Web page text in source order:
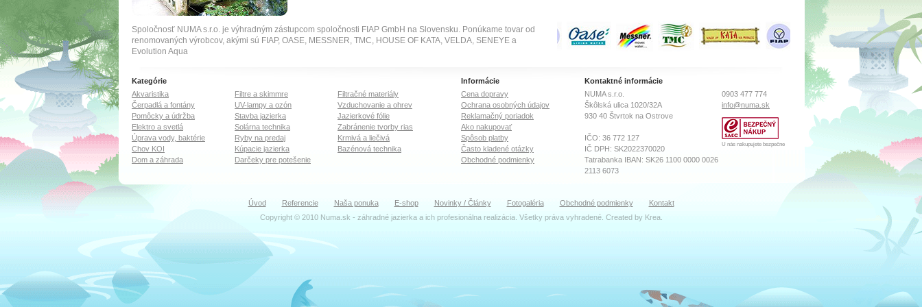
nitenky, patentky, artemie,
rupice, grindal a živé rybky.
Dorastá do 60cm a dožíva
5-6, tvrdosť vody: 5-
15°dGH. Mladé dosiahnu
tmavo čiernu farbu disku a
biele škvrny v neskoršom
veku. Narodený: 08/2014
29 °C. Je národnou rybou
Venezuely. Pri jeho kúpe si
treba dať pozor, pretože sa
dorastá výšky maximálne
25cm, pochádza z Peru a s
pravým altumom nemá nič
spoločné.
baktérií v akváriu, znižujúc
pravdepodobnosť výskytu
pre ryby nebezpečných
dokonalú kondíciu a
zdravie. Doporučujeme
používať TORFIN v
akváriách s diskusmi,
altumami, skalármi, rajami,
arowanami, tetrami,
cichlidami z južnej Ameriky,
pancierníkmi a pod. Pre
Torfin. Balenie 50 ml na
Spoločnosť NUMA s.r.o. je výhradným zástupcom spoločnosti FIAP GmbH na Slovensku. Ponúkame tovar od
renomovaných výrobcov, akými sú FIAP, OASE, MESSNER, TMC, HOUSE OF KATA, VELDA, SENEYE a
Evolution Aqua
Kategórie
Akvaristika
Filtre a skimmre
Filtračné materiály
Čerpadlá a fontány
UV-lampy a ozón
Vzduchovanie a ohrev
Pomôcky a údržba
Stavba jazierka
Jazierkové fólie
Elektro a svetlá
Solárna technika
Zabránenie tvorby rias
Úprava vody, baktérie
Ryby na predaj
Krmivá a liečivá
Chov KOI
Kúpacie jazierka
Bazénová technika
Dom a záhrada
Darčeky pre potešenie
Informácie
Cena dopravy
Ochrana osobných údajov
Reklamačný poriadok
Ako nakupovať
Spôsob platby
Často kladené otázky
Obchodné podmienky
Kontaktné informácie
0903 477 774
info@numa.sk
U nás nakupujete bezpečne
NUMA s.r.o.
Škôlská ulica 1020/32A
930 40 Štvrtok na Ostrove
IČO: 36 772 127
IČ DPH: SK2022370020
Tatrabanka IBAN: SK26 1100 0000 0026
2113 6073
Oddiel: Sro, Vložka číslo: 18569/P
Ing. Zuzana Máčiková
Účtovné oddelenie
Úvod Referencie Naša ponuka E-shop Novinky / Články Fotogaléria Obchodné podmienky
Kontakt
Copyright © 2010 Numa.sk - záhradné jazierka a ich profesionálna realizácia. Všetky práva vyhradené. Created by Krea.